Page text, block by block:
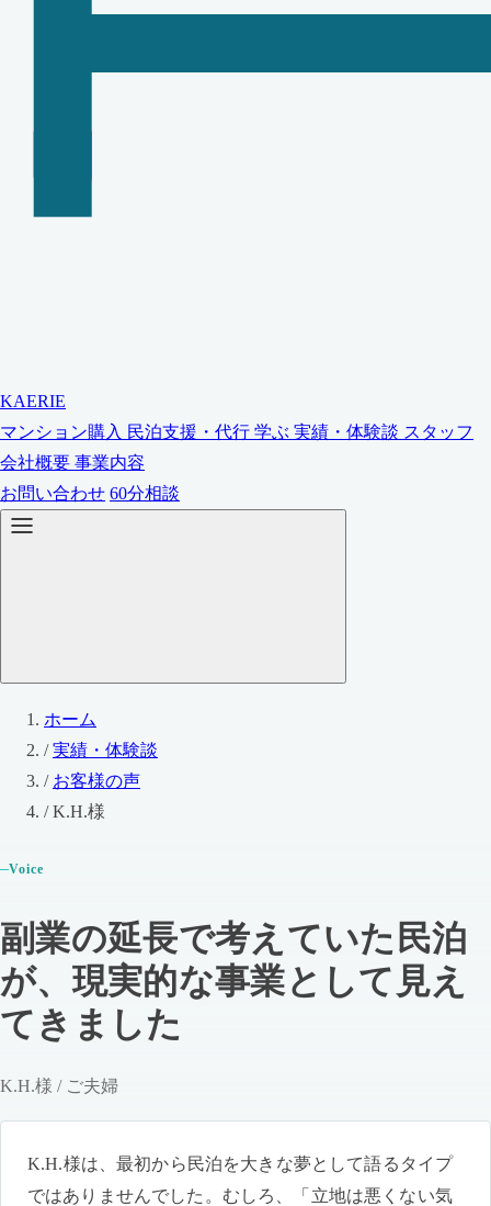
KAERIE
マンション購入 民泊支援・代行 学ぶ 実績・体験談 スタッフ
会社概要 事業内容
お問い合わせ 60分相談
ホーム
/ 実績・体験談
/ お客様の声
/ K.H.様
Voice
副業の延長で考えていた民泊
が、現実的な事業として見え
てきました
K.H.様 / ご夫婦
K.H.様は、最初から民泊を大きな夢として語るタイプ
ではありませんでした。むしろ、「立地は悪くない気